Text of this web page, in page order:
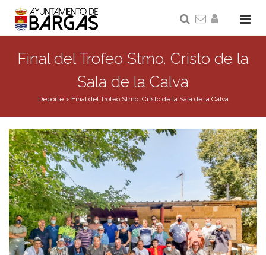
Final del Trofeo Stmo. Cristo de la
Sala de la Calva
Deporte> Final del Trofeo Stmo. Cristo de la Sala de la Calva